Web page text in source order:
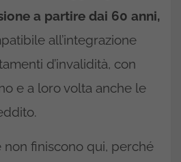
a partire dai 60 anni,
all’integrazione
d’invalidità, con
e a loro volta anche le
non finiscono qui, perché